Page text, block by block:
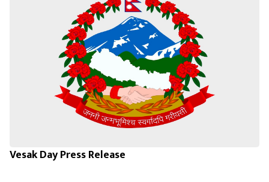
Vesak Day Press Release